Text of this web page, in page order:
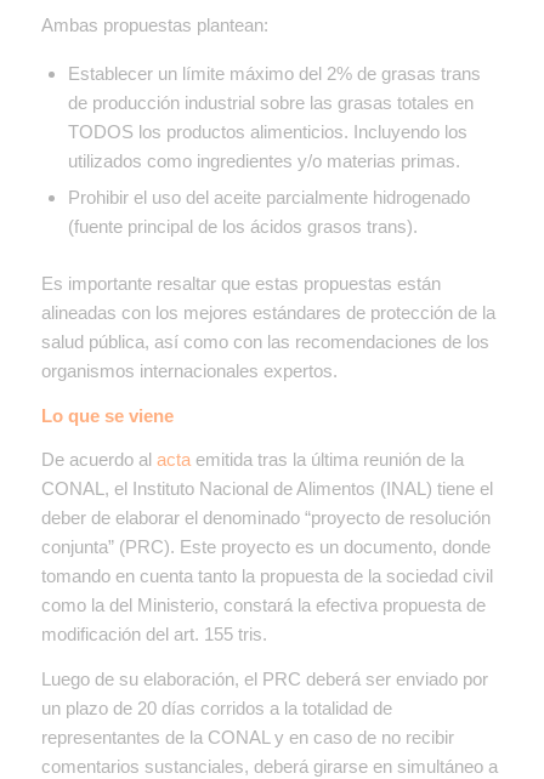
Ambas propuestas plantean:
Establecer un límite máximo del 2% de grasas trans
de producción industrial sobre las grasas totales en
TODOS los productos alimenticios. Incluyendo los
utilizados como ingredientes y/o materias primas.
Prohibir el uso del aceite parcialmente hidrogenado
(fuente principal de los ácidos grasos trans).
Es importante resaltar que estas propuestas están
alineadas con los mejores estándares de protección de la
salud pública, así como con las recomendaciones de los
organismos internacionales expertos.
Lo que se viene
De acuerdo al actaemitida tras la última reunión de la
CONAL, el Instituto Nacional de Alimentos (INAL) tiene el
deber de elaborar el denominado “proyecto de resolución
conjunta” (PRC). Este proyecto es un documento, donde
tomando en cuenta tanto la propuesta de la sociedad civil
como la del Ministerio, constará la efectiva propuesta de
modificación del art. 155 tris.
Luego de su elaboración, el PRC deberá ser enviado por
un plazo de 20 días corridos a la totalidad de
representantes de la CONAL y en caso de no recibir
comentarios sustanciales, deberá girarse en simultáneo a